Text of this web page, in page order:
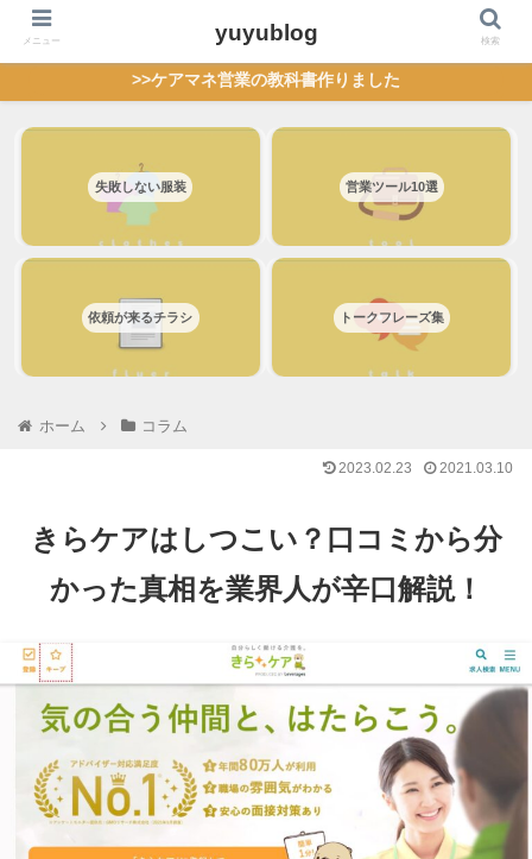
>>ケアマネ営業の教科書作りました
失敗しない服装 営業ツール10選
依頼が来るチラシ トークフレーズ集
ホーム コラム
きらケアはしつこい？口コミから分
かった真相を業界人が辛口解説！
2023.02.23 2021.03.10
メニュー yuyublog 検索